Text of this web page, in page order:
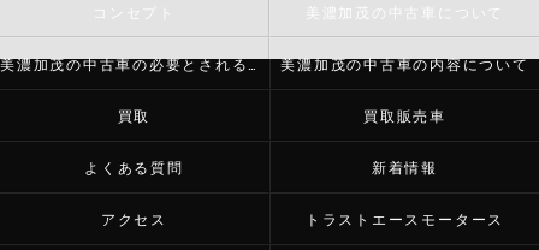
コンセプト 美濃加茂の中古車について
美濃加茂の中古車の必要とされる理由 美濃加茂の中古車の内容について
買取 買取販売車
よくある質問 新着情報
アクセス トラストエースモータース